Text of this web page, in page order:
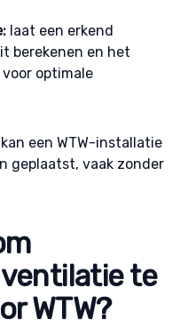
laat een erkend
berekenen en het
optimale
een WTW-installatie
geplaatst, vaak zonder
te
WTW?